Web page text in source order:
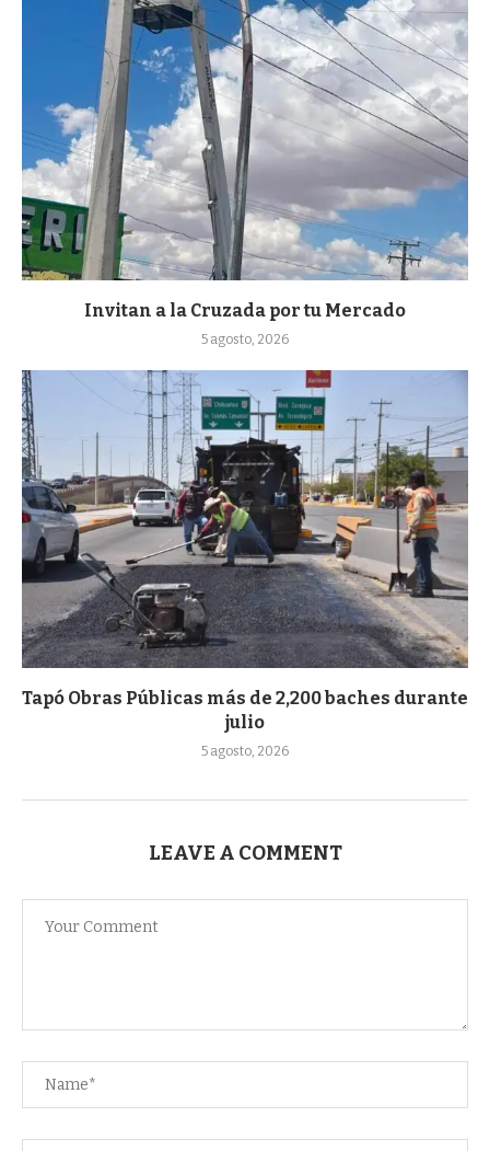
Invitan a la Cruzada por tu Mercado
5 agosto, 2026
Tapó Obras Públicas más de 2,200 baches durante
julio
5 agosto, 2026
LEAVE A COMMENT